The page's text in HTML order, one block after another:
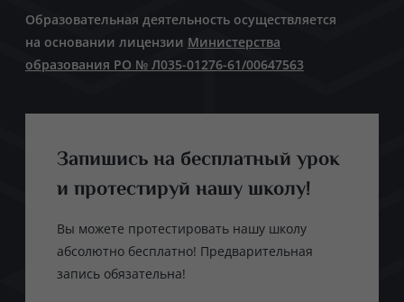
Образовательная деятельность осуществляется
на основании лицензии Министерства
образования РО № Л035-01276-61/00647563
Запишись на бесплатный урок
и протестируй нашу школу!
Вы можете протестировать нашу школу
абсолютно бесплатно! Предварительная
запись обязательна!